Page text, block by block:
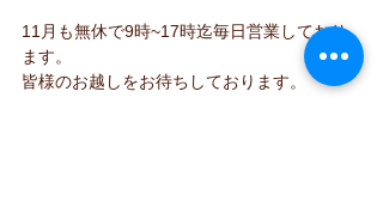
11月も無休で9時~17時迄毎日営業しており
ます。
皆様のお越しをお待ちしております。